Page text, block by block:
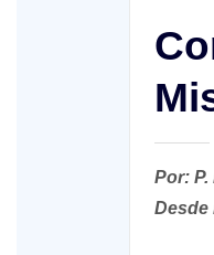
Por:
Desde